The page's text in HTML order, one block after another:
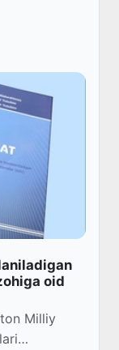
oid
Milliy